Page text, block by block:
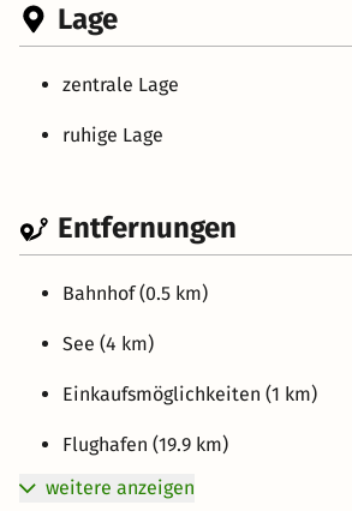
Lage
zentrale Lage
ruhige Lage
Entfernungen
Bahnhof (0.5 km)
See (4 km)
Einkaufsmöglichkeiten (1 km)
Flughafen (19.9 km)
weitere anzeigen